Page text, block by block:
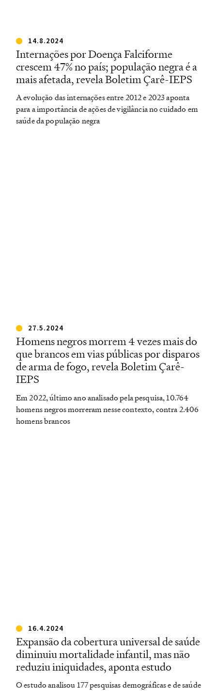
14.8.2024
Internações por Doença Falciforme
crescem 47% no país; população negra é a
mais afetada, revela Boletim Çarê-IEPS
A evolução das internações entre 2012 e 2023 aponta
para a importância de ações de vigilância no cuidado em
saúde da população negra
27.5.2024
Homens negros morrem 4 vezes mais do
que brancos em vias públicas por disparos
de arma de fogo, revela Boletim Çarê-
IEPS
Em 2022, último ano analisado pela pesquisa, 10.764
homens negros morreram nesse contexto, contra 2.406
homens brancos
16.4.2024
Expansão da cobertura universal de saúde
diminuiu mortalidade infantil, mas não
reduziu iniquidades, aponta estudo
O estudo analisou 177 pesquisas demográficas e de saúde